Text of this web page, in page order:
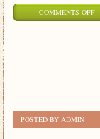
COMMENTS OFFON
POSTED BY ADMIN